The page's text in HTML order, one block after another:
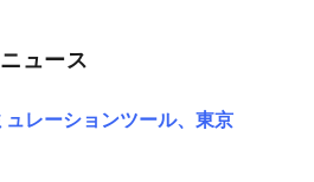
ュース
ュレーションツール、東京